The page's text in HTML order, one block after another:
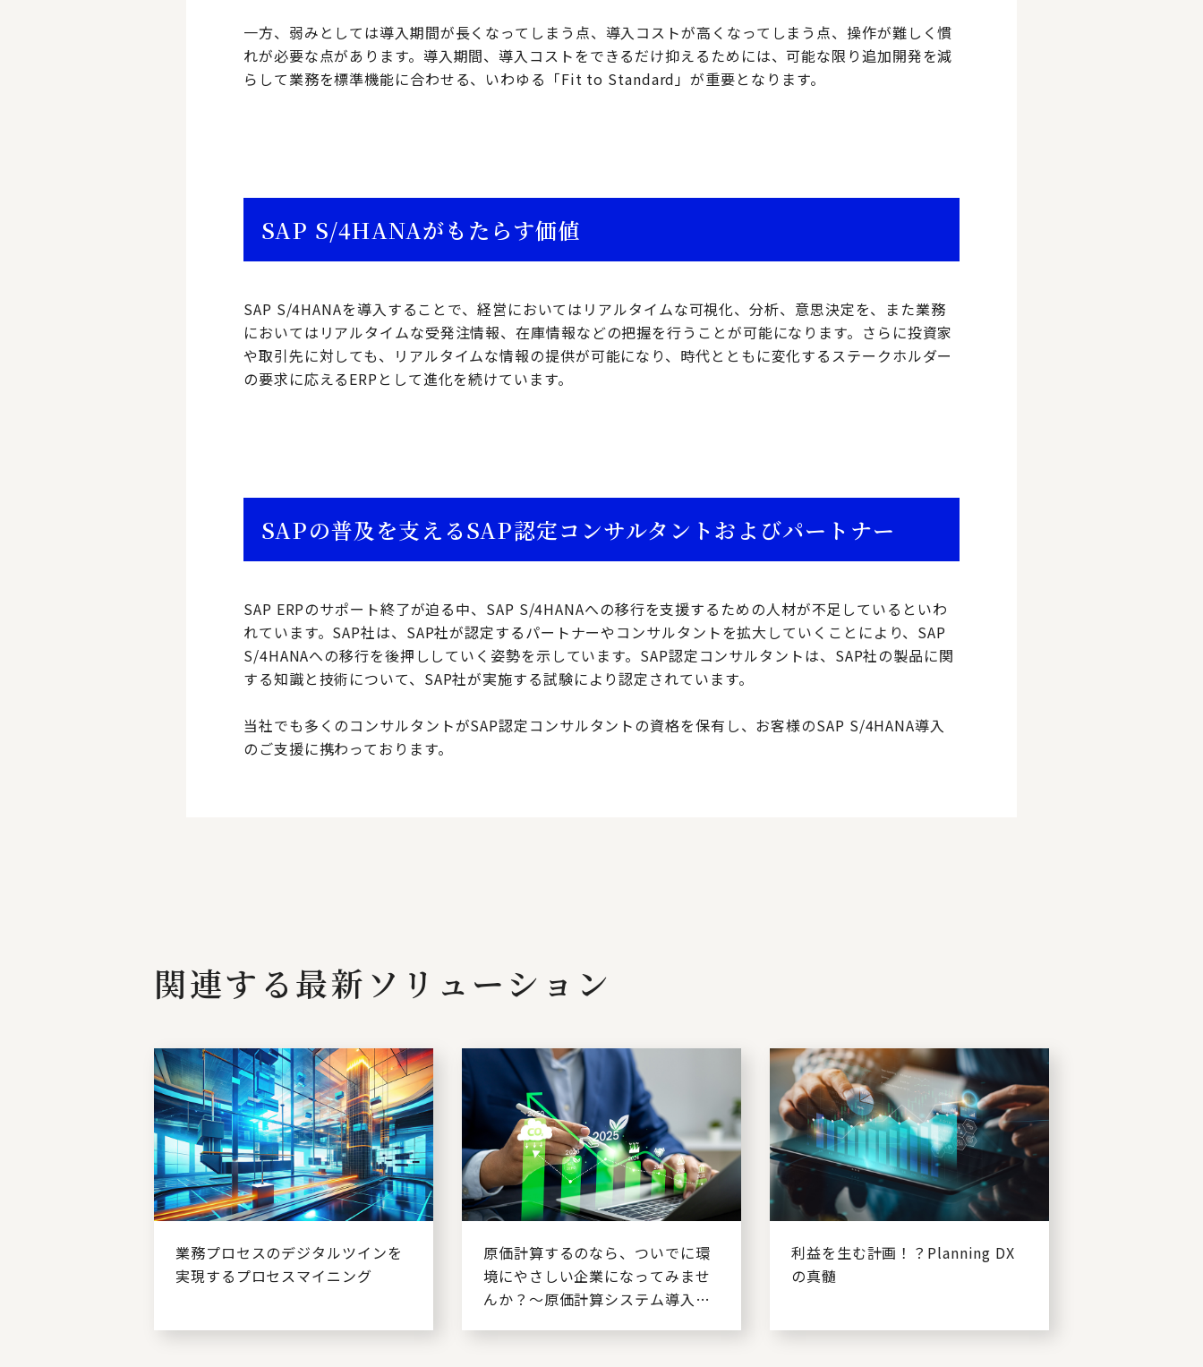
一方、弱みとしては導入期間が長くなってしまう点、導入コストが高くなってしまう点、操作が難しく慣
れが必要な点があります。導入期間、導入コストをできるだけ抑えるためには、可能な限り追加開発を減
らして業務を標準機能に合わせる、いわゆる「Fit to Standard」が重要となります。
SAP S/4HANAがもたらす価値
SAP S/4HANAを導入することで、経営においてはリアルタイムな可視化、分析、意思決定を、また業務
においてはリアルタイムな受発注情報、在庫情報などの把握を行うことが可能になります。さらに投資家
や取引先に対しても、リアルタイムな情報の提供が可能になり、時代とともに変化するステークホルダー
の要求に応えるERPとして進化を続けています。
SAPの普及を支えるSAP認定コンサルタントおよびパートナー
SAP ERPのサポート終了が迫る中、SAP S/4HANAへの移行を支援するための人材が不足しているといわ
れています。SAP社は、SAP社が認定するパートナーやコンサルタントを拡大していくことにより、SAP
S/4HANAへの移行を後押ししていく姿勢を示しています。SAP認定コンサルタントは、SAP社の製品に関
する知識と技術について、SAP社が実施する試験により認定されています。
当社でも多くのコンサルタントがSAP認定コンサルタントの資格を保有し、お客様のSAP S/4HANA導入
のご支援に携わっております。
関連する最新ソリューション
業務プロセスのデジタルツインを
実現するプロセスマイニング
原価計算するのなら、ついでに環
境にやさしい企業になってみませ
んか？～原価計算システム導入に
利益を生む計画！？Planning DX
の真髄